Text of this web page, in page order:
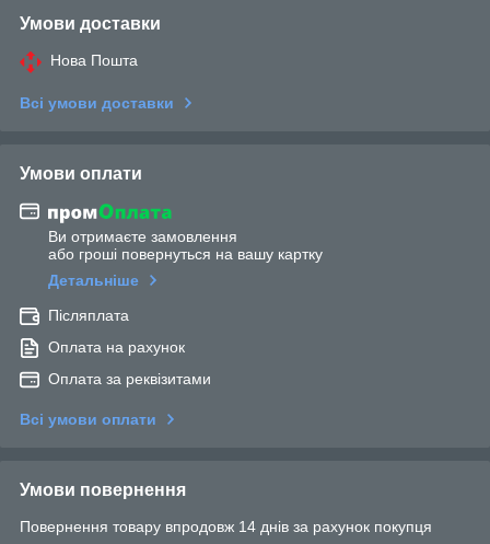
Умови доставки
Нова Пошта
Всі умови доставки
Умови оплати
Ви отримаєте замовлення
або гроші повернуться на вашу картку
Детальніше
Післяплата
Оплата на рахунок
Оплата за реквізитами
Всі умови оплати
Умови повернення
Повернення товару впродовж 14 днів за рахунок покупця